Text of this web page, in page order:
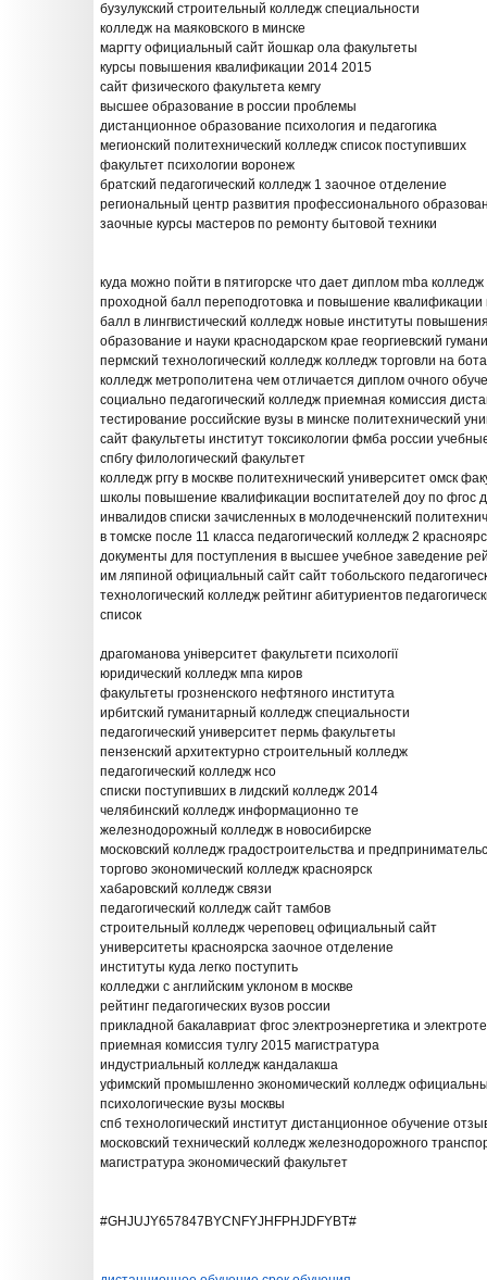
бузулукский строительный колледж специальности
колледж на маяковского в минске
маргту официальный сайт йошкар ола факультеты
курсы повышения квалификации 2014 2015
сайт физического факультета кемгу
высшее образование в россии проблемы
дистанционное образование психология и педагогика
мегионский политехнический колледж список поступивших
факультет психологии воронеж
братский педагогический колледж 1 заочное отделение
региональный центр развития профессионального
заочные курсы мастеров по ремонту бытовой техники
куда можно пойти в пятигорске что дает диплом mba
проходной балл переподготовка и повышение
балл в лингвистический колледж новые институты
образование и науки краснодарском крае георгиевский
пермский технологический колледж колледж торговли на
колледж метрополитена чем отличается диплом очного
социально педагогический колледж приемная комиссия
тестирование российские вузы в минске политехнический
сайт факультеты институт токсикологии фмба россии
спбгу филологический факультет
колледж рггу в москве политехнический университет омск
школы повышение квалификации воспитателей доу по фгос
инвалидов списки зачисленных в молодечненский
в томске после 11 класса педагогический колледж 2
документы для поступления в высшее учебное заведение
им ляпиной официальный сайт сайт тобольского
технологический колледж рейтинг абитуриентов
список
драгоманова університет факультети психології
юридический колледж мпа киров
факультеты грозненского нефтяного института
ирбитский гуманитарный колледж специальности
педагогический университет пермь факультеты
пензенский архитектурно строительный колледж
педагогический колледж нсо
списки поступивших в лидский колледж 2014
челябинский колледж информационно те
железнодорожный колледж в новосибирске
московский колледж градостроительства и
торгово экономический колледж красноярск
хабаровский колледж связи
педагогический колледж сайт тамбов
строительный колледж череповец официальный сайт
университеты красноярска заочное отделение
институты куда легко поступить
колледжи с английским уклоном в москве
рейтинг педагогических вузов россии
прикладной бакалавриат фгос электроэнергетика и
приемная комиссия тулгу 2015 магистратура
индустриальный колледж кандалакша
уфимский промышленно экономический колледж
психологические вузы москвы
спб технологический институт дистанционное обучение
московский технический колледж железнодорожного
магистратура экономический факультет
#GHJUJY657847BYCNFYJHFPHJDFYBT#